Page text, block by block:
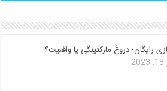
رایگان؛ دروغ مارکتینگی یا واقعیت؟